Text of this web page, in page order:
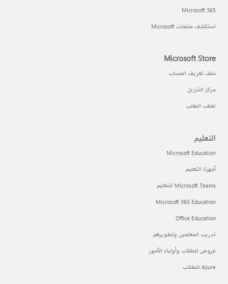
Microsoft 365
استكشف منتجات Microsoft
Microsoft Store
ملف تعريف الحساب
مركز التنزيل
تعقب الطلب
التعليم
Microsoft Education
أجهزة التعليم
Microsoft Teams للتعليم
Microsoft 365 Education
Office Education
تدريب المعلمين وتطويرهم
عروض للطلاب وأولياء الأمور
Azure للطلاب